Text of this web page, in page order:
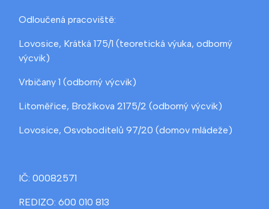
Odloučená pracoviště:
Lovosice, Krátká 175/1 (teoretická výuka, odborný
výcvik)
Vrbičany 1 (odborný výcvik)
Litoměřice, Brožíkova 2175/2 (odborný výcvik)
Lovosice, Osvoboditelů 97/20 (domov mládeže)
IČ: 00082571
REDIZO: 600 010 813